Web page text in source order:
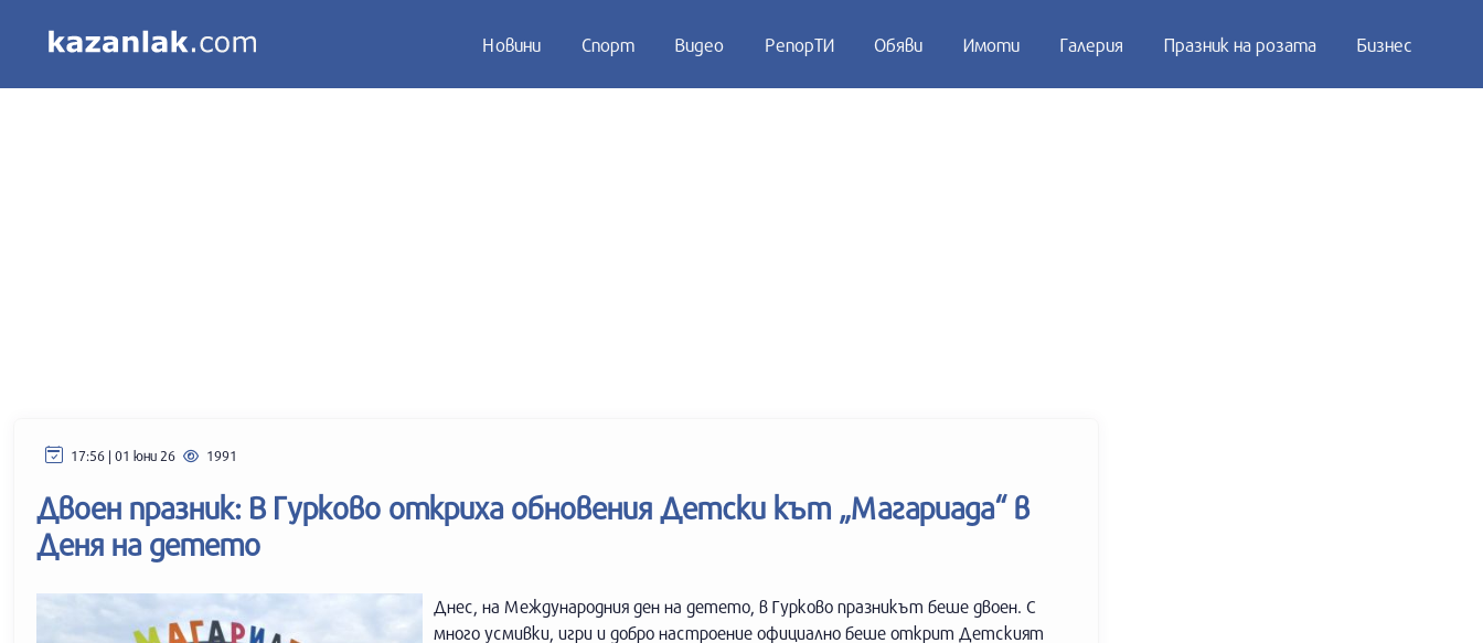
Новини Спорт Видео РепорТИ Обяви Имоти Галерия Празник на розата Бизнес
17:56 | 01 юни 26 1991
Двоен празник: В Гурково откриха обновения Детски кът „Магариада“ в
Деня на детето
Днес, на Международния ден на детето, в Гурково празникът беше двоен. С
много усмивки, игри и добро настроение официално беше открит Детският